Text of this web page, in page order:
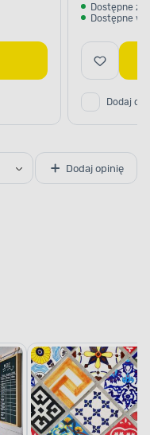
Dostępne z
Dostępne w
Dodaj do
Dodaj opinię